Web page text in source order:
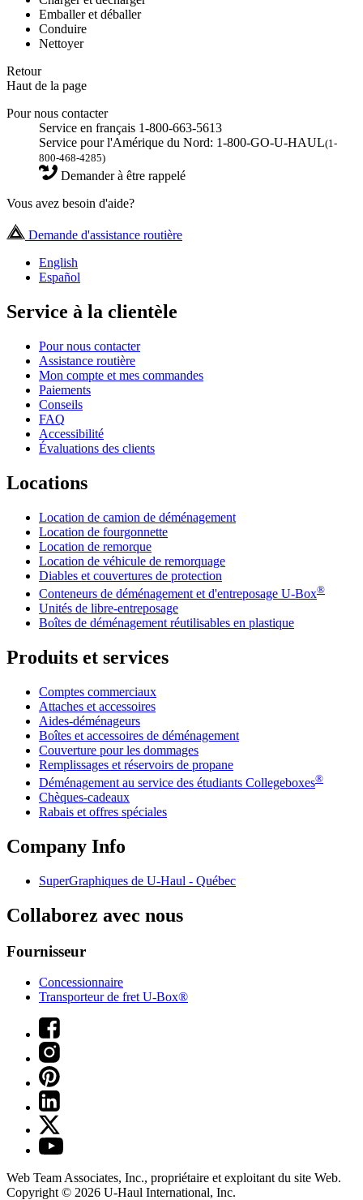
Emballer et déballer
Conduire
Nettoyer
Retour
Haut de la page
Pour nous contacter
Service en français 1-800-663-5613
Service pour l'Amérique du Nord: 1-800-GO-U-HAUL(1-
800-468-4285)
Demander à être rappelé
Vous avez besoin d'aide?
Demande d'assistance routière
English
Español
Service à la clientèle
Pour nous contacter
Assistance routière
Mon compte et mes commandes
Paiements
Conseils
FAQ
Accessibilité
Évaluations des clients
Locations
Location de camion de déménagement
Location de fourgonnette
Location de remorque
Location de véhicule de remorquage
Diables et couvertures de protection
Conteneurs de déménagement et d'entreposage U-Box®
Unités de libre-entreposage
Boîtes de déménagement réutilisables en plastique
Produits et services
Comptes commerciaux
Attaches et accessoires
Aides-déménageurs
Boîtes et accessoires de déménagement
Couverture pour les dommages
Remplissages et réservoirs de propane
Déménagement au service des étudiants Collegeboxes®
Chèques-cadeaux
Rabais et offres spéciales
Company Info
SuperGraphiques de U-Haul - Québec
Collaborez avec nous
Fournisseur
Concessionnaire
Transporteur de fret U-Box®
Web Team Associates, Inc., propriétaire et exploitant du site Web.
Copyright © 2026 U-Haul International, Inc.